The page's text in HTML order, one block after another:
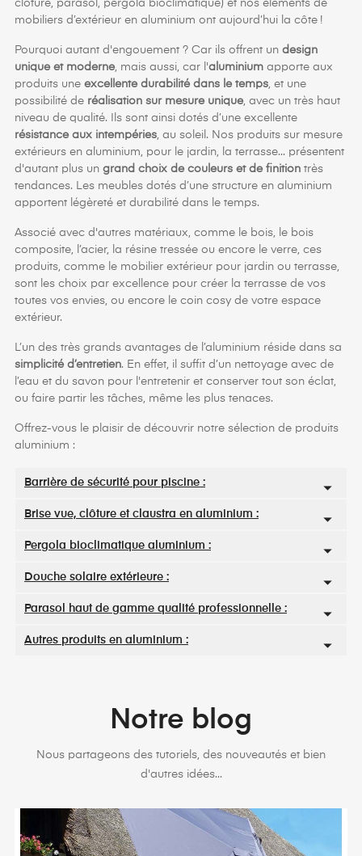
clôture, parasol, pergola bioclimatique) et nos éléments de
mobiliers d’extérieur en aluminium ont aujourd’hui la côte !
Pourquoi autant d'engouement ? Car ils offrent un design
unique et moderne, mais aussi, car l'aluminium apporte aux
produits une excellente durabilité dans le temps, et une
possibilité de réalisation sur mesure unique, avec un très haut
niveau de qualité. Ils sont ainsi dotés d’une excellente
résistance aux intempéries, au soleil. Nos produits sur mesure
extérieurs en aluminium, pour le jardin, la terrasse... présentent
d'autant plus un grand choix de couleurs et de finition très
tendances. Les meubles dotés d’une structure en aluminium
apportent légèreté et durabilité dans le temps.
Associé avec d'autres matériaux, comme le bois, le bois
composite, l’acier, la résine tressée ou encore le verre, ces
produits, comme le mobilier extérieur pour jardin ou terrasse,
sont les choix par excellence pour créer la terrasse de vos
toutes vos envies, ou encore le coin cosy de votre espace
extérieur.
L’un des très grands avantages de l’aluminium réside dans sa
simplicité d’entretien. En effet, il suffit d’un nettoyage avec de
l’eau et du savon pour l'entretenir et conserver tout son éclat,
ou faire partir les tâches, même les plus tenaces.
Offrez-vous le plaisir de découvrir notre sélection de produits
aluminium :
Barrière de sécurité pour piscine :
Brise vue, clôture et claustra en aluminium :
Pergola bioclimatique aluminium :
Douche solaire extérieure :
Parasol haut de gamme qualité professionnelle :
Autres produits en aluminium :
Notre blog
Nous partageons des tutoriels, des nouveautés et bien
d'autres idées...